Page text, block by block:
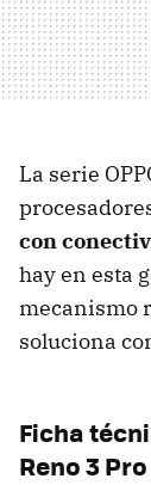
La serie
con
hay en esta
mecanismo
soluciona
Ficha
Reno 3 Pro